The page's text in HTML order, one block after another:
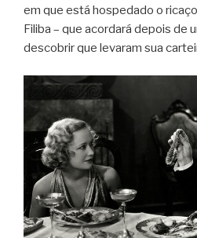
em que está hospedado o
Filiba – que acordará depois de
descobrir que levaram sua